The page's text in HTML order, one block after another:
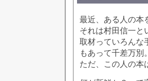
最近、ある人の本
それは村田信一と
取材っていろんな
もあって千差万別。
ただ、この人の本